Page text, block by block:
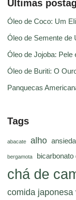
Últimas
Óleo de Coco: Um
Óleo de Semente de
Óleo de Jojoba: Pele
Óleo de Buriti: O
Panquecas
Tags
abacate alho
bergamota bicarbonato
chá de
comida japonesa